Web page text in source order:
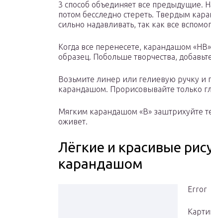
3 способ объединяет все предыдущие.
потом бесследно стереть. Твердым
сильно надавливать, так как все
Когда все перенесете, карандашом
образец. Побольше творчества,
Возьмите линер или гелиевую ручку и
карандашом. Прорисовывайте только
Мягким карандашом «В» заштрихуйте
оживет.
Лёгкие и красивые
карандашом
Error